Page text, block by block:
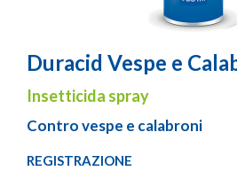
Duracid Vespe e
Insetticida spray
Contro vespe e calabroni
REGISTRAZIONE